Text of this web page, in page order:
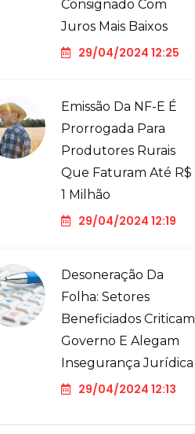
Consignado Com
Juros Mais Baixos
29/04/2024 12:25
Emissão Da NF-E É
Prorrogada Para
Produtores Rurais
Que Faturam Até R$
1 Milhão
29/04/2024 12:19
Desoneração Da
Folha: Setores
Beneficiados Criticam
Governo E Alegam
Insegurança Jurídica
29/04/2024 12:13